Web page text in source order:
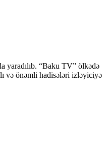
yaradılıb. “Baku TV” ölkədə
və önəmli hadisələri izləyiciyə